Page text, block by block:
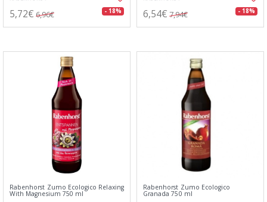
5,72€ 6,96€ - 18% 6,54€ 7,94€ - 18%
Rabenhorst Zumo Ecologico Relaxing
With Magnesium 750 ml
Rabenhorst Zumo Ecologico
Granada 750 ml